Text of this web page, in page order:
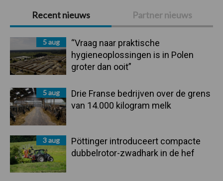
Primaire
Sidebar
Recent nieuws Partner nieuws
5 aug
“Vraag naar praktische
hygieneoplossingen is in Polen
groter dan ooit”
5 aug
Drie Franse bedrijven over de grens
van 14.000 kilogram melk
3 aug
Pöttinger introduceert compacte
dubbelrotor-zwadhark in de hef